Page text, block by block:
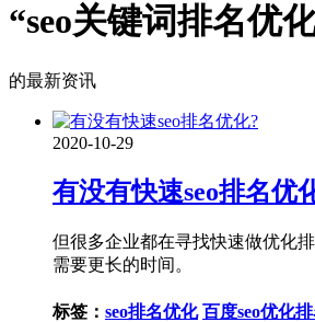
“seo关键词排名优
的最新资讯
2020-10-29
有没有快速seo排名优
但很多企业都在寻找快速做优化
需要更长的时间。
标签： seo排名优化 百度seo优化排